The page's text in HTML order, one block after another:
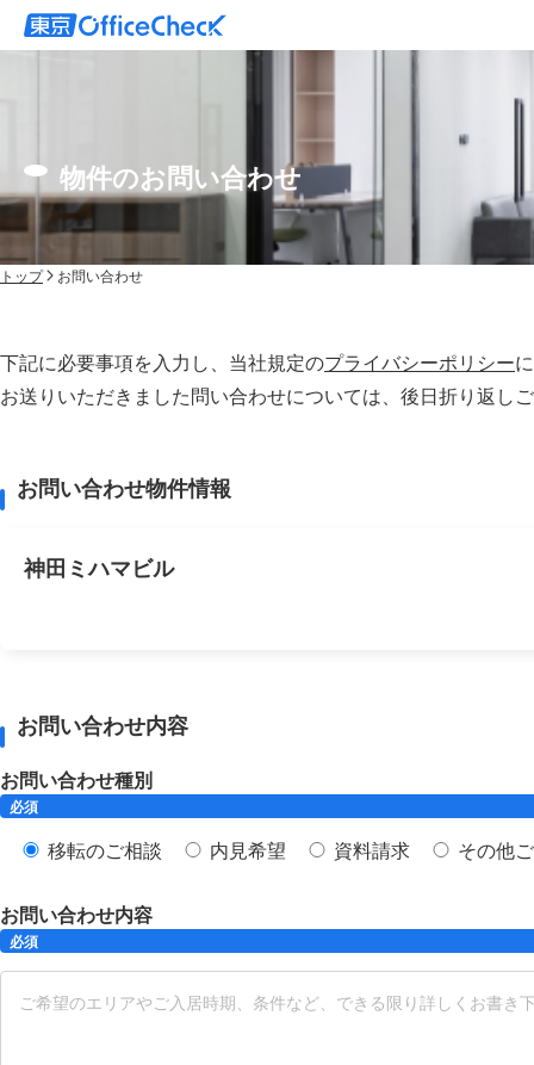
物件のお問い合わせ
トップ お問い合わせ
下記に必要事項を入力し、当社規定のプライバシーポリシー
お送りいただきました問い合わせについては、後⽇折り返し
お問い合わせ物件情報
神田ミハマビル
お問い合わせ内容
お問い合わせ種別
必須
移転のご相談 内見希望 資料請求 その他
お問い合わせ内容
必須